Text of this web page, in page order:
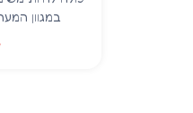
במגוון